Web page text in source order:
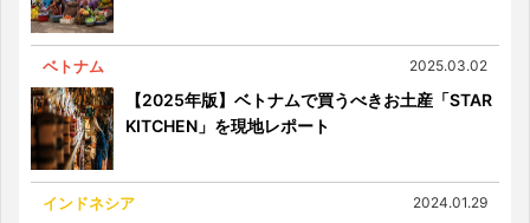
ベトナム 2025.03.02
【2025年版】ベトナムで買うべきお土産「STAR
KITCHEN」を現地レポート
インドネシア 2024.01.29